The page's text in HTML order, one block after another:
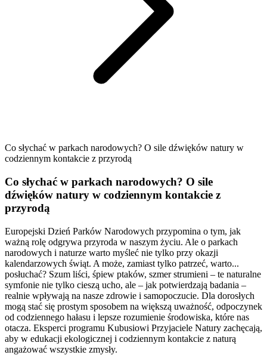
Co słychać w parkach narodowych? O sile dźwięków natury w
codziennym kontakcie z przyrodą
Co słychać w parkach narodowych? O sile
dźwięków natury w codziennym kontakcie z
przyrodą
Europejski Dzień Parków Narodowych przypomina o tym, jak
ważną rolę odgrywa przyroda w naszym życiu. Ale o parkach
narodowych i naturze warto myśleć nie tylko przy okazji
kalendarzowych świąt. A może, zamiast tylko patrzeć, warto...
posłuchać? Szum liści, śpiew ptaków, szmer strumieni – te naturalne
symfonie nie tylko cieszą ucho, ale – jak potwierdzają badania –
realnie wpływają na nasze zdrowie i samopoczucie. Dla dorosłych
mogą stać się prostym sposobem na większą uważność, odpoczynek
od codziennego hałasu i lepsze rozumienie środowiska, które nas
otacza. Eksperci programu Kubusiowi Przyjaciele Natury zachęcają,
aby w edukacji ekologicznej i codziennym kontakcie z naturą
angażować wszystkie zmysły.